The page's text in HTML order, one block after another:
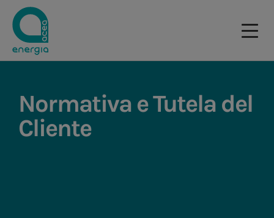
Normativa e Tutela del
Cliente